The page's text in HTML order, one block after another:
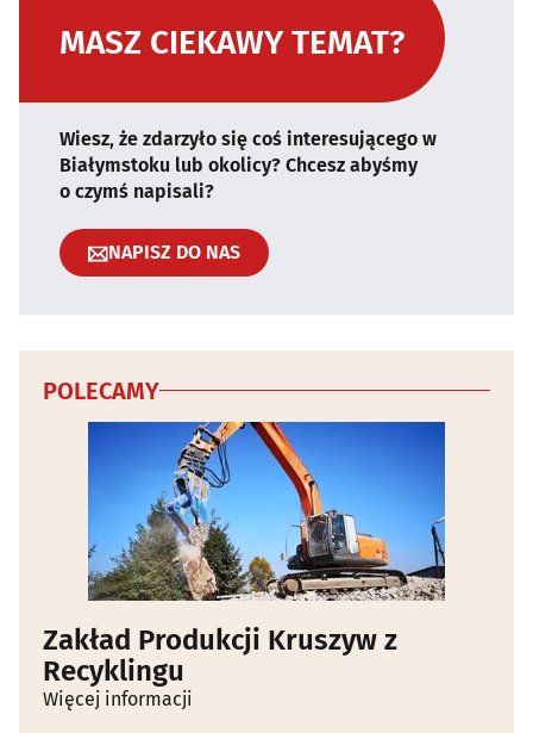
MASZ CIEKAWY TEMAT?
Wiesz, że zdarzyło się coś interesującego w
Białymstoku lub okolicy? Chcesz abyśmy
o czymś napisali?
NAPISZ DO NAS
POLECAMY
Zakład Produkcji Kruszyw z
Recyklingu
Więcej informacji